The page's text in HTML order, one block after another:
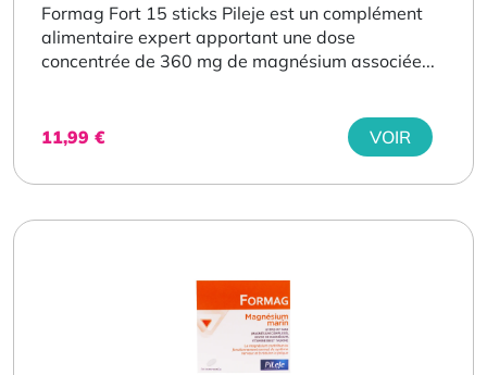
Formag Fort 15 sticks Pileje est un complément
alimentaire expert apportant une dose
concentrée de 360 mg de magnésium associée...
11,99 € VOIR